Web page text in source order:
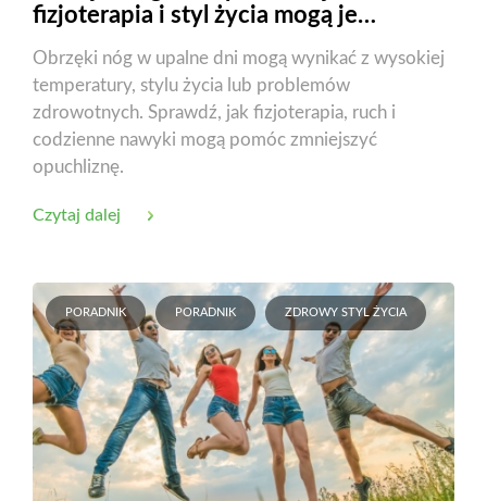
fizjoterapia i styl życia mogą je
Obrzęki nóg w upalne dni mogą wynikać z wysokiej
temperatury, stylu życia lub problemów
zdrowotnych. Sprawdź, jak fizjoterapia, ruch i
codzienne nawyki mogą pomóc zmniejszyć
opuchliznę.
Czytaj dalej
PORADNIK PORADNIK ZDROWY STYL ŻYCIA